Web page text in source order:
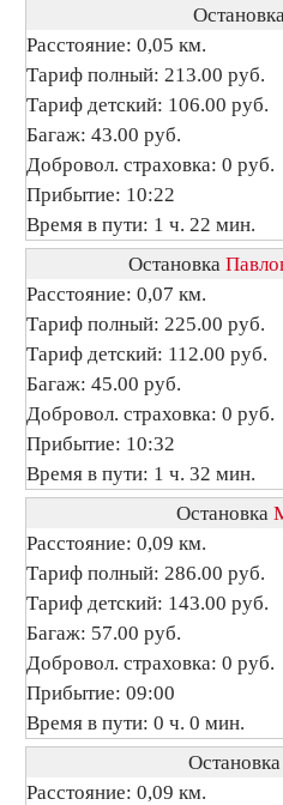
Расстояние: 0,05 км.
Тариф полный: 213.00 руб.
Тариф детский: 106.00 руб.
Багаж: 43.00 руб.
Добровол. страховка: 0 руб.
Прибытие: 10:22
Время в пути: 1 ч. 22 мин.
Остановка
Расстояние: 0,07 км.
Тариф полный: 225.00 руб.
Тариф детский: 112.00 руб.
Багаж: 45.00 руб.
Добровол. страховка: 0 руб.
Прибытие: 10:32
Время в пути: 1 ч. 32 мин.
Остановка
Расстояние: 0,09 км.
Тариф полный: 286.00 руб.
Тариф детский: 143.00 руб.
Багаж: 57.00 руб.
Добровол. страховка: 0 руб.
Прибытие: 09:00
Время в пути: 0 ч. 0 мин.
Остановка
Расстояние: 0,09 км.